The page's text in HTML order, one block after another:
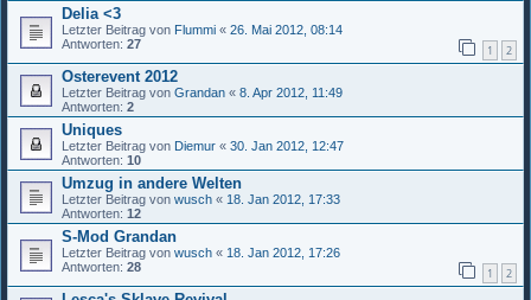
Delia <3
Letzter Beitrag von Flummi « 26. Mai 2012, 08:14
Antworten: 27 1 2
Osterevent 2012
Letzter Beitrag von Grandan « 8. Apr 2012, 11:49
Antworten: 2
Uniques
Letzter Beitrag von Diemur « 30. Jan 2012, 12:47
Antworten: 10
Umzug in andere Welten
Letzter Beitrag von wusch « 18. Jan 2012, 17:33
Antworten: 12
S-Mod Grandan
Letzter Beitrag von wusch « 18. Jan 2012, 17:26
Antworten: 28 1 2